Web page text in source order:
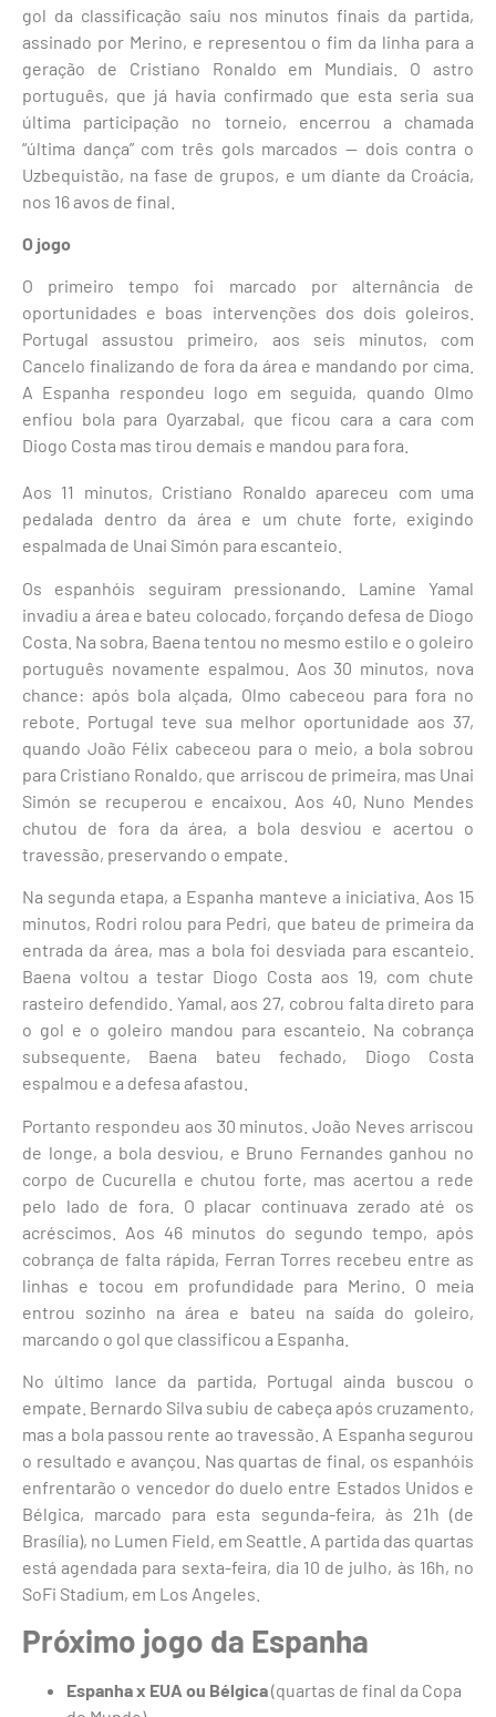
gol da classificação saiu nos minutos finais da partida,
assinado por Merino, e representou o fim da linha para a
geração de Cristiano Ronaldo em Mundiais. O astro
português, que já havia confirmado que esta seria sua
última participação no torneio, encerrou a chamada
“última dança” com três gols marcados — dois contra o
Uzbequistão, na fase de grupos, e um diante da Croácia,
nos 16 avos de final.
O jogo
O primeiro tempo foi marcado por alternância de
oportunidades e boas intervenções dos dois goleiros.
Portugal assustou primeiro, aos seis minutos, com
Cancelo finalizando de fora da área e mandando por cima.
A Espanha respondeu logo em seguida, quando Olmo
enfiou bola para Oyarzabal, que ficou cara a cara com
Diogo Costa mas tirou demais e mandou para fora.
Aos 11 minutos, Cristiano Ronaldo apareceu com uma
pedalada dentro da área e um chute forte, exigindo
espalmada de Unai Simón para escanteio.
Os espanhóis seguiram pressionando. Lamine Yamal
invadiu a área e bateu colocado, forçando defesa de Diogo
Costa. Na sobra, Baena tentou no mesmo estilo e o goleiro
português novamente espalmou. Aos 30 minutos, nova
chance: após bola alçada, Olmo cabeceou para fora no
rebote. Portugal teve sua melhor oportunidade aos 37,
quando João Félix cabeceou para o meio, a bola sobrou
para Cristiano Ronaldo, que arriscou de primeira, mas Unai
Simón se recuperou e encaixou. Aos 40, Nuno Mendes
chutou de fora da área, a bola desviou e acertou o
travessão, preservando o empate.
Na segunda etapa, a Espanha manteve a iniciativa. Aos 15
minutos, Rodri rolou para Pedri, que bateu de primeira da
entrada da área, mas a bola foi desviada para escanteio.
Baena voltou a testar Diogo Costa aos 19, com chute
rasteiro defendido. Yamal, aos 27, cobrou falta direto para
o gol e o goleiro mandou para escanteio. Na cobrança
subsequente, Baena bateu fechado, Diogo Costa
espalmou e a defesa afastou.
Portanto respondeu aos 30 minutos. João Neves arriscou
de longe, a bola desviou, e Bruno Fernandes ganhou no
corpo de Cucurella e chutou forte, mas acertou a rede
pelo lado de fora. O placar continuava zerado até os
acréscimos. Aos 46 minutos do segundo tempo, após
cobrança de falta rápida, Ferran Torres recebeu entre as
linhas e tocou em profundidade para Merino. O meia
entrou sozinho na área e bateu na saída do goleiro,
marcando o gol que classificou a Espanha.
No último lance da partida, Portugal ainda buscou o
empate. Bernardo Silva subiu de cabeça após cruzamento,
mas a bola passou rente ao travessão. A Espanha segurou
o resultado e avançou. Nas quartas de final, os espanhóis
enfrentarão o vencedor do duelo entre Estados Unidos e
Bélgica, marcado para esta segunda-feira, às 21h (de
Brasília), no Lumen Field, em Seattle. A partida das quartas
está agendada para sexta-feira, dia 10 de julho, às 16h, no
SoFi Stadium, em Los Angeles.
Próximo jogo da Espanha
Espanha x EUA ou Bélgica(quartas de final da Copa